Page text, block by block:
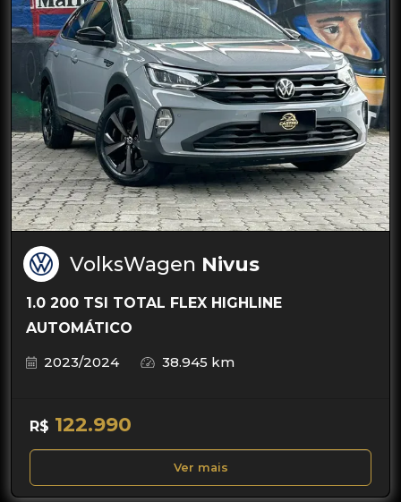
VolksWagen Nivus
1.0 200 TSI TOTAL FLEX HIGHLINE
AUTOMÁTICO
2023/2024
38.945 km
R$ 122.990
Ver mais